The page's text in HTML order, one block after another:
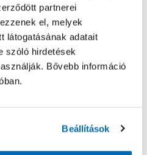
partnerei
el, melyek
látogatásának adatait
szóló hirdetések
Bővebb információ
Beállítások